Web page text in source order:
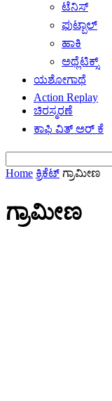
ಟೆನಿಸ್
ಫುಟ್ಬಾಲ್
ಹಾಕಿ
ಅಥ್ಲೆಟಿಕ್ಸ್
ಯಶೋಗಾಥೆ
Action Replay
ಚಿರಸ್ಮರಣೆ
ಕಾಫಿ ವಿತ್ ಅರ್ ಕೆ
Home ಕ್ರಿಕೆಟ್ ಗ್ರಾಮೀಣ
ಗ್ರಾಮೀಣ